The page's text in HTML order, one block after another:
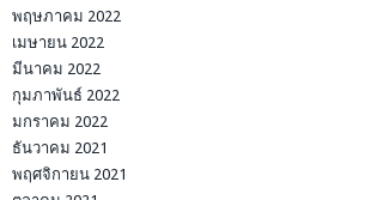
พฤษภาคม 2022
เมษายน 2022
มีนาคม 2022
กุมภาพันธ์ 2022
มกราคม 2022
ธันวาคม 2021
พฤศจิกายน 2021